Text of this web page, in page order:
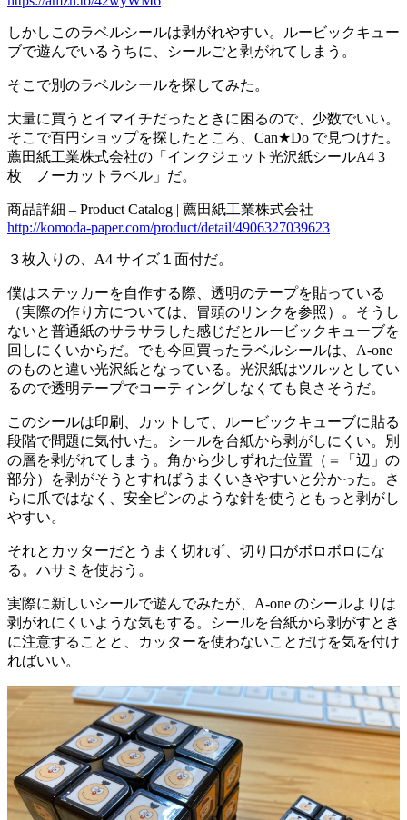
しかしこのラベルシールは剥がれやすい。ルービックキュー
ブで遊んでいるうちに、シールごと剥がれてしまう。
そこで別のラベルシールを探してみた。
大量に買うとイマイチだったときに困るので、少数でいい。
そこで百円ショップを探したところ、Can★Do で見つけた。
薦田紙工業株式会社の「インクジェット光沢紙シールA4 3
枚 ノーカットラベル」だ。
商品詳細 – Product Catalog | 薦田紙工業株式会社
http://komoda-paper.com/product/detail/4906327039623
３枚入りの、A4 サイズ１面付だ。
僕はステッカーを自作する際、透明のテープを貼っている
（実際の作り方については、冒頭のリンクを参照）。そうし
ないと普通紙のサラサラした感じだとルービックキューブを
回しにくいからだ。でも今回買ったラベルシールは、A-one
のものと違い光沢紙となっている。光沢紙はツルッとしてい
るので透明テープでコーティングしなくても良さそうだ。
このシールは印刷、カットして、ルービックキューブに貼る
段階で問題に気付いた。シールを台紙から剥がしにくい。別
の層を剥がれてしまう。角から少しずれた位置（＝「辺」の
部分）を剥がそうとすればうまくいきやすいと分かった。さ
らに爪ではなく、安全ピンのような針を使うともっと剥がし
やすい。
それとカッターだとうまく切れず、切り口がボロボロにな
る。ハサミを使おう。
実際に新しいシールで遊んでみたが、A-one のシールよりは
剥がれにくいような気もする。シールを台紙から剥がすとき
に注意することと、カッターを使わないことだけを気を付け
ればいい。